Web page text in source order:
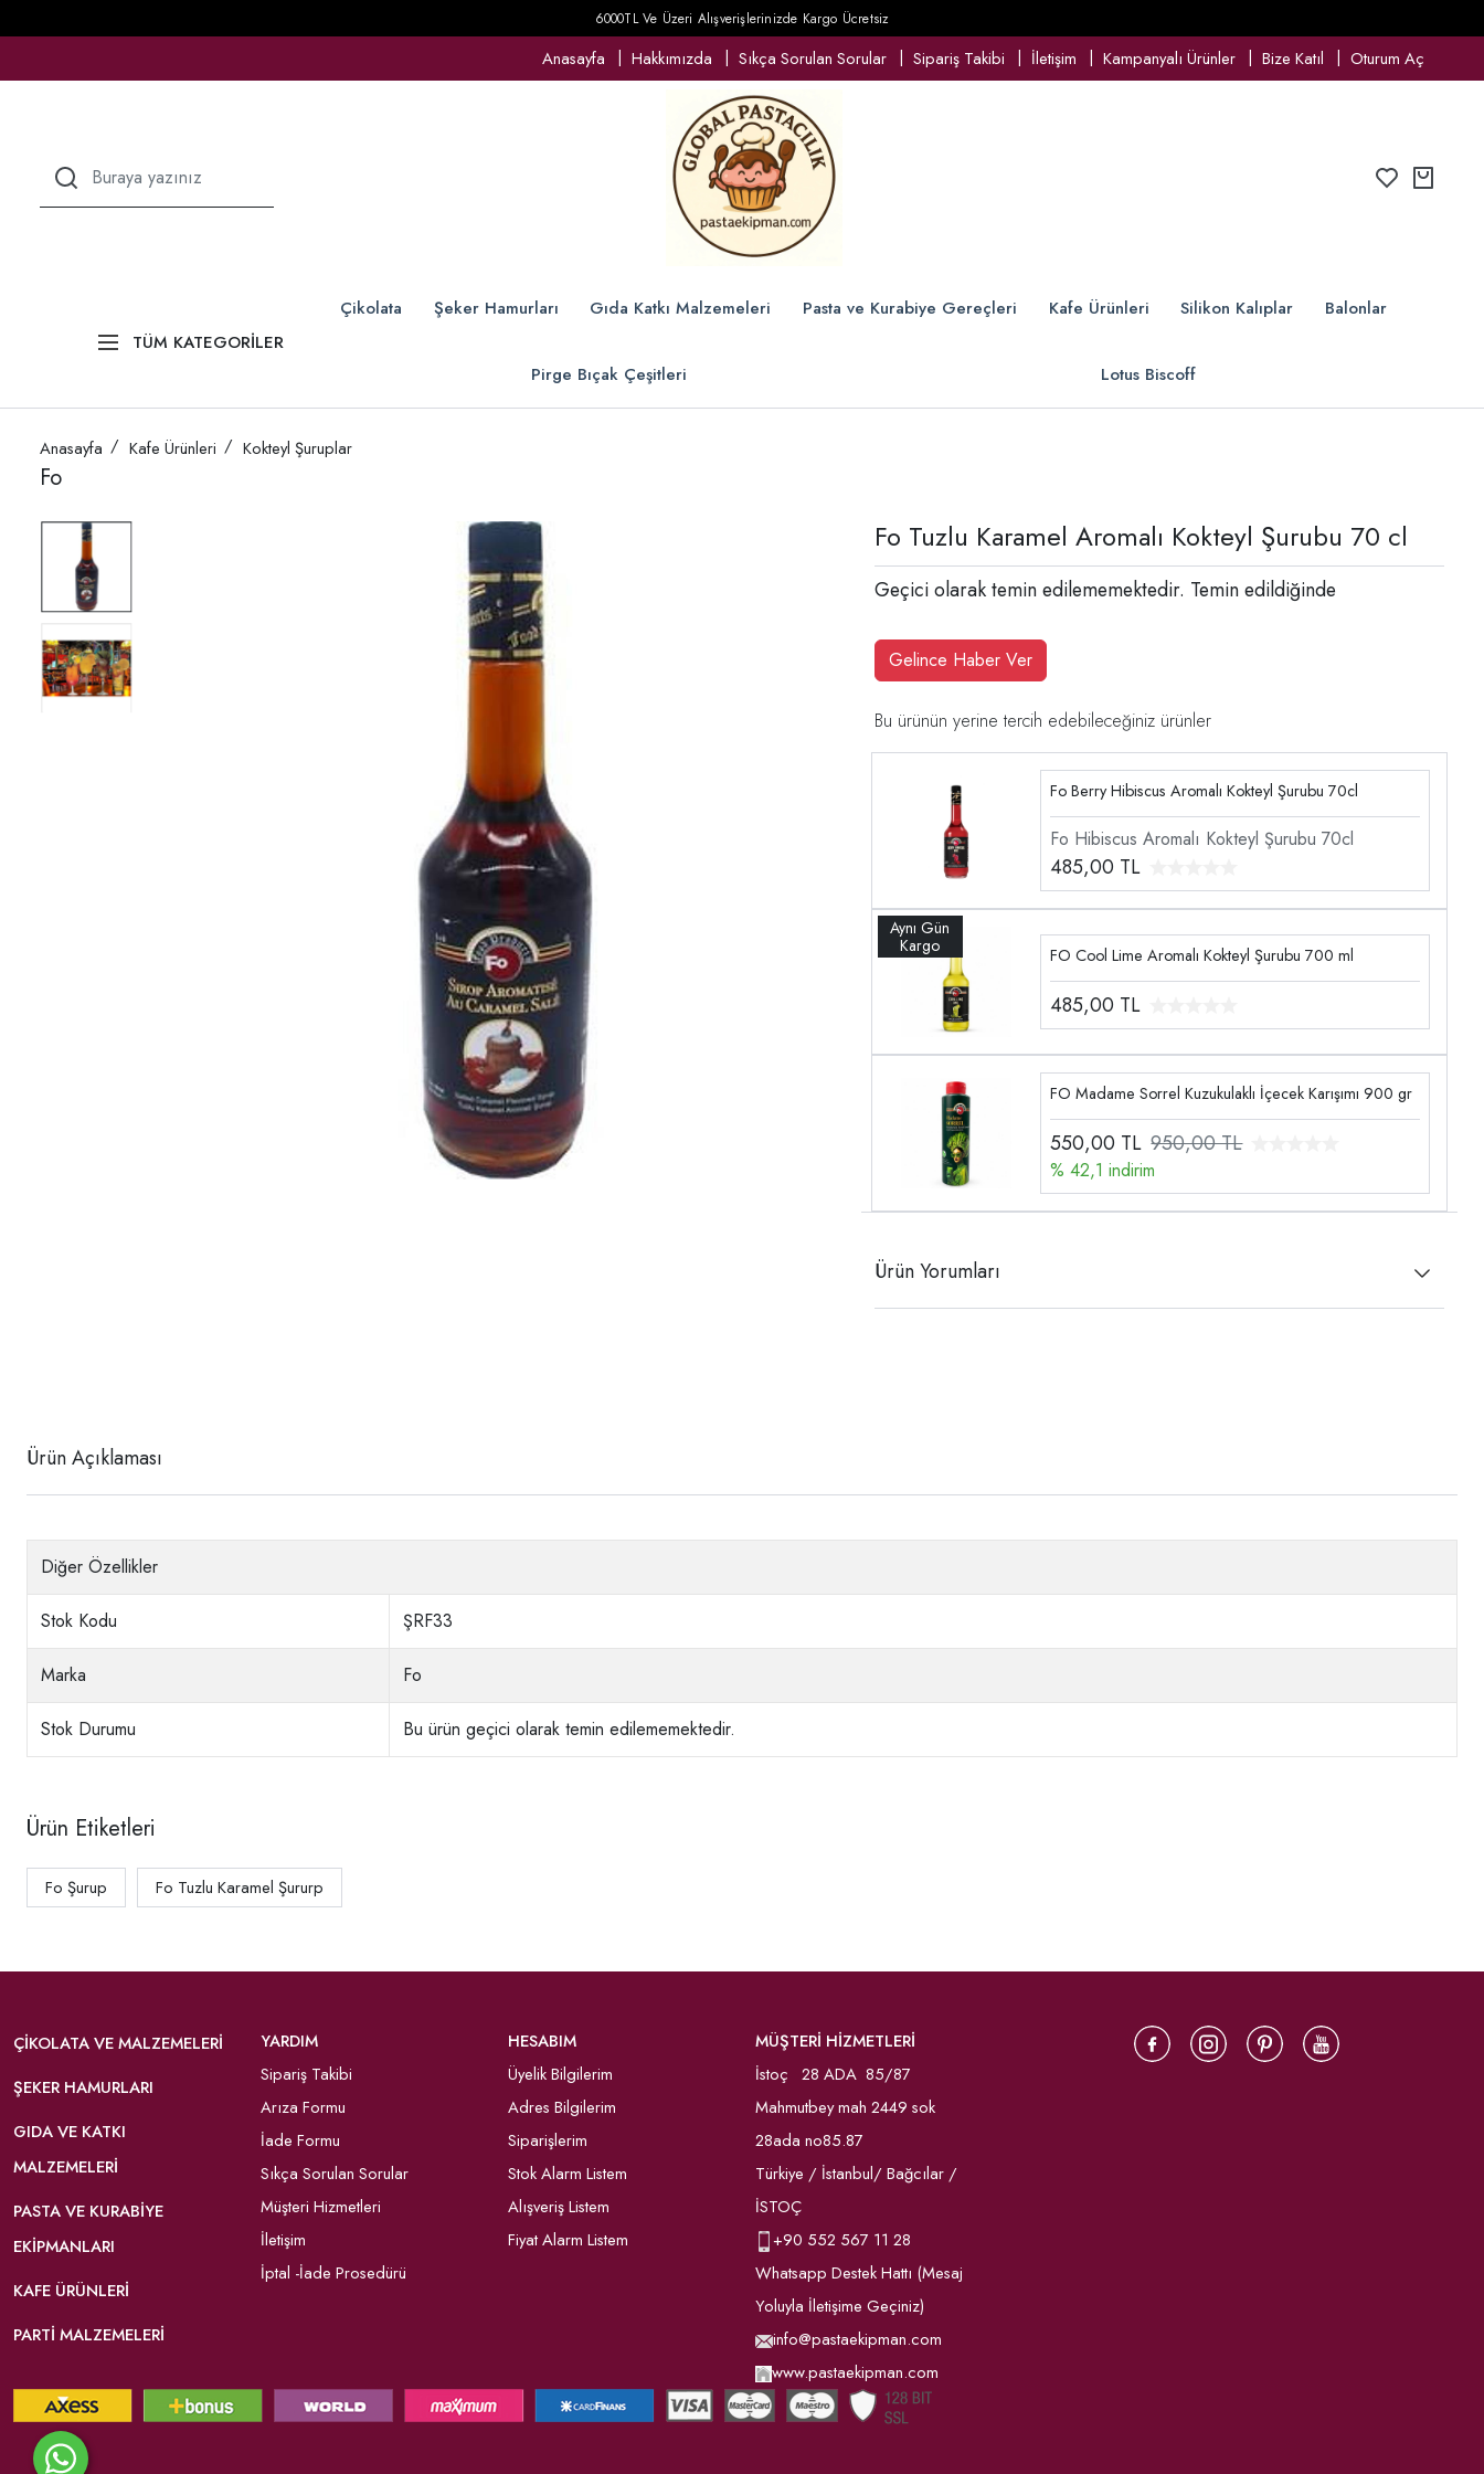
6000TL Ve Üzeri Alışverişlerinizde Kargo Ücretsiz
Anasayfa Hakkımızda Sıkça Sorulan Sorular Sipariş Takibi İletişim Kampanyalı Ürünler Bize Katıl Oturum Aç
TÜM KATEGORİLER
Çikolata Şeker Hamurları Gıda Katkı Malzemeleri Pasta ve Kurabiye Gereçleri Kafe Ürünleri Silikon Kalıplar Balonlar
Pirge Bıçak Çeşitleri Lotus Biscoff
Anasayfa Kafe Ürünleri Kokteyl Şuruplar
Fo
Fo Tuzlu Karamel Aromalı Kokteyl Şurubu 70 cl
Geçici olarak temin edilememektedir. Temin edildiğinde
Gelince Haber Ver
Bu ürünün yerine tercih edebileceğiniz ürünler
Fo Berry Hibiscus Aromalı Kokteyl Şurubu 70cl
Fo Hibiscus Aromalı Kokteyl Şurubu 70cl
485,00 TL
FO Cool Lime Aromalı Kokteyl Şurubu 700 ml
485,00 TL
FO Madame Sorrel Kuzukulaklı İçecek Karışımı 900 gr
550,00 TL 950,00 TL
% 42,1 indirim
Ürün Yorumları
Ürün Açıklaması
Diğer Özellikler
Stok Kodu ŞRF33
Marka Fo
Stok Durumu Bu ürün geçici olarak temin edilememektedir.
Ürün Etiketleri
Fo Şurup Fo Tuzlu Karamel Şururp
ÇIKOLATA VE MALZEMELERI
ŞEKER HAMURLARI
GIDA VE KATKI
MALZEMELERI
PASTA VE KURABIYE
EKIPMANLARI
KAFE ÜRÜNLERI
PARTI MALZEMELERI
YARDIM
Sipariş Takibi
Arıza Formu
İade Formu
Sıkça Sorulan Sorular
Müşteri Hizmetleri
İletişim
İptal -İade Prosedürü
HESABIM
Üyelik Bilgilerim
Adres Bilgilerim
Siparişlerim
Stok Alarm Listem
Alışveriş Listem
Fiyat Alarm Listem
MÜŞTERİ HİZMETLERİ
İstoç 28 ADA 85/87
Mahmutbey mah 2449 sok
28ada no85.87
Türkiye / İstanbul/ Bağcılar /
İSTOÇ
+90 552 567 11 28
Whatsapp Destek Hattı (Mesaj
Yoluyla İletişime Geçiniz)
info@pastaekipman.com
www.pastaekipman.com